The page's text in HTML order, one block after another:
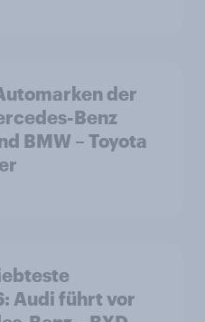
der
Benz
BMW – Toyota
Audi führt vor